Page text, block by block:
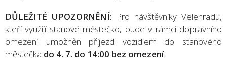
DŮLEŽITÉ UPOZORNĚNÍ: Pro návštěvníky Velehradu,
kteří využijí stanové městečko, bude v rámci dopravního
omezení umožněn příjezd vozidlem do stanového
městečka do 4. 7. do 14:00 bez omezení.